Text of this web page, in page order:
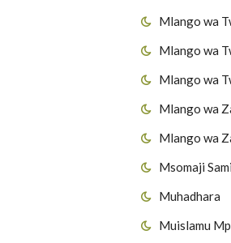
Mlango wa
Mlango wa
Mlango wa
Mlango wa
Mlango wa
Msomaji
Muhadhara
Muislamu